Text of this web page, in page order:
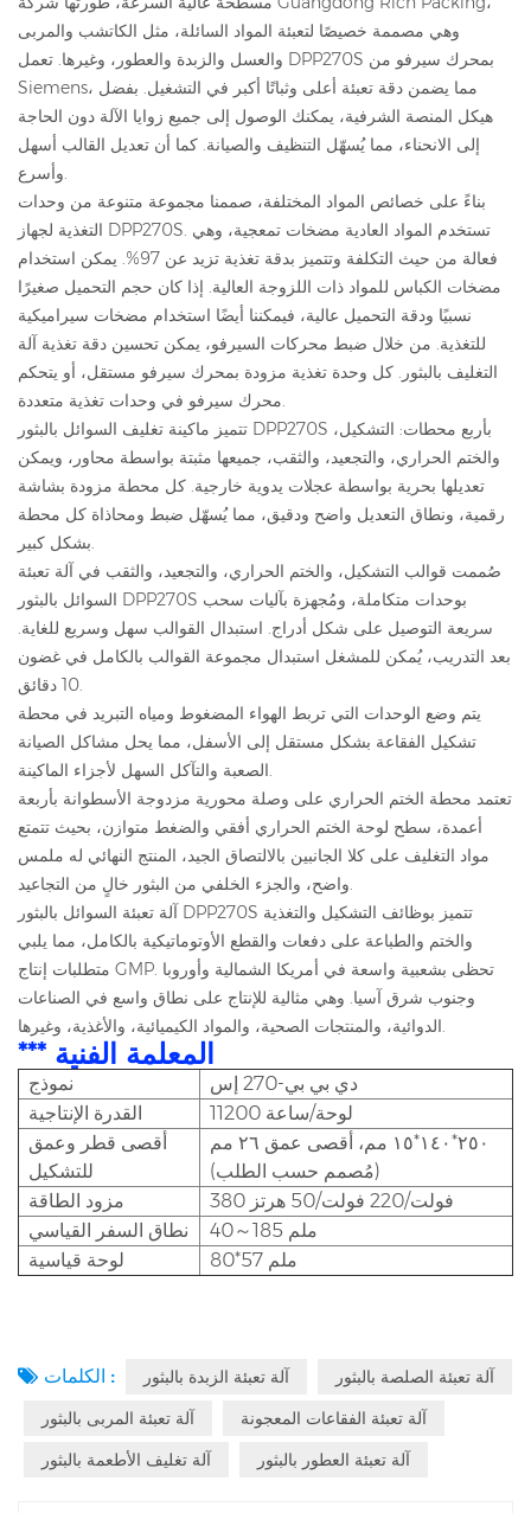
وهي مصممة خصيصًا لتعبئة المواد السائلة، مثل الكاتشب والمربى
والعسل والزبدة والعطور، وغيرها. تعمل DPP270S بمحرك سيرفو من
Siemens، مما يضمن دقة تعبئة أعلى وثباتًا أكبر في التشغيل. بفضل
هيكل المنصة الشرفية، يمكنك الوصول إلى جميع زوايا الآلة دون الحاجة
إلى الانحناء، مما يُسهّل التنظيف والصيانة. كما أن تعديل القالب أسهل
وأسرع.
بناءً على خصائص المواد المختلفة، صممنا مجموعة متنوعة من وحدات
التغذية لجهاز DPP270S. تستخدم المواد العادية مضخات تمعجية، وهي
فعالة من حيث التكلفة وتتميز بدقة تغذية تزيد عن 97%. يمكن استخدام
مضخات الكباس للمواد ذات اللزوجة العالية. إذا كان حجم التحميل صغيرًا
نسبيًا ودقة التحميل عالية، فيمكننا أيضًا استخدام مضخات سيراميكية
للتغذية. من خلال ضبط محركات السيرفو، يمكن تحسين دقة تغذية آلة
التغليف بالبثور. كل وحدة تغذية مزودة بمحرك سيرفو مستقل، أو يتحكم
محرك سيرفو في وحدات تغذية متعددة.
تتميز ماكينة تغليف السوائل بالبثور DPP270S بأربع محطات: التشكيل،
والختم الحراري، والتجعيد، والثقب، جميعها مثبتة بواسطة محاور، ويمكن
تعديلها بحرية بواسطة عجلات يدوية خارجية. كل محطة مزودة بشاشة
رقمية، ونطاق التعديل واضح ودقيق، مما يُسهّل ضبط ومحاذاة كل محطة
بشكل كبير.
صُممت قوالب التشكيل، والختم الحراري، والتجعيد، والثقب في آلة تعبئة
السوائل بالبثور DPP270S بوحدات متكاملة، ومُجهزة بآليات سحب
سريعة التوصيل على شكل أدراج. استبدال القوالب سهل وسريع للغاية.
بعد التدريب، يُمكن للمشغل استبدال مجموعة القوالب بالكامل في غضون
10 دقائق.
يتم وضع الوحدات التي تربط الهواء المضغوط ومياه التبريد في محطة
تشكيل الفقاعة بشكل مستقل إلى الأسفل، مما يحل مشاكل الصيانة
الصعبة والتآكل السهل لأجزاء الماكينة.
تعتمد محطة الختم الحراري على وصلة محورية مزدوجة الأسطوانة بأربعة
أعمدة، سطح لوحة الختم الحراري أفقي والضغط متوازن، بحيث تتمتع
مواد التغليف على كلا الجانبين بالالتصاق الجيد، المنتج النهائي له ملمس
واضح، والجزء الخلفي من البثور خالٍ من التجاعيد.
آلة تعبئة السوائل بالبثور DPP270S تتميز بوظائف التشكيل والتغذية
والختم والطباعة على دفعات والقطع الأوتوماتيكية بالكامل، مما يلبي
متطلبات إنتاج GMP. تحظى بشعبية واسعة في أمريكا الشمالية وأوروبا
وجنوب شرق آسيا. وهي مثالية للإنتاج على نطاق واسع في الصناعات
الدوائية، والمنتجات الصحية، والمواد الكيميائية، والأغذية، وغيرها.
*** المعلمة الفنية
نموذج
دي بي بي-270 إس
القدرة الإنتاجية
11200 لوحة/ساعة
أقصى قطر وعمق
للتشكيل
٢٥٠*١٤٠*١٥ مم، أقصى عمق ٢٦ مم
(مُصمم حسب الطلب)
مزود الطاقة
380 فولت/220 فولت/50 هرتز
نطاق السفر القياسي
40～185 ملم
لوحة قياسية
80*57 ملم
الكلمات : آلة تعبئة الزبدة بالبثور
آلة تعبئة الصلصة بالبثور
آلة تعبئة المربى بالبثور
آلة تعبئة الفقاعات المعجونة
آلة تغليف الأطعمة بالبثور
آلة تعبئة العطور بالبثور